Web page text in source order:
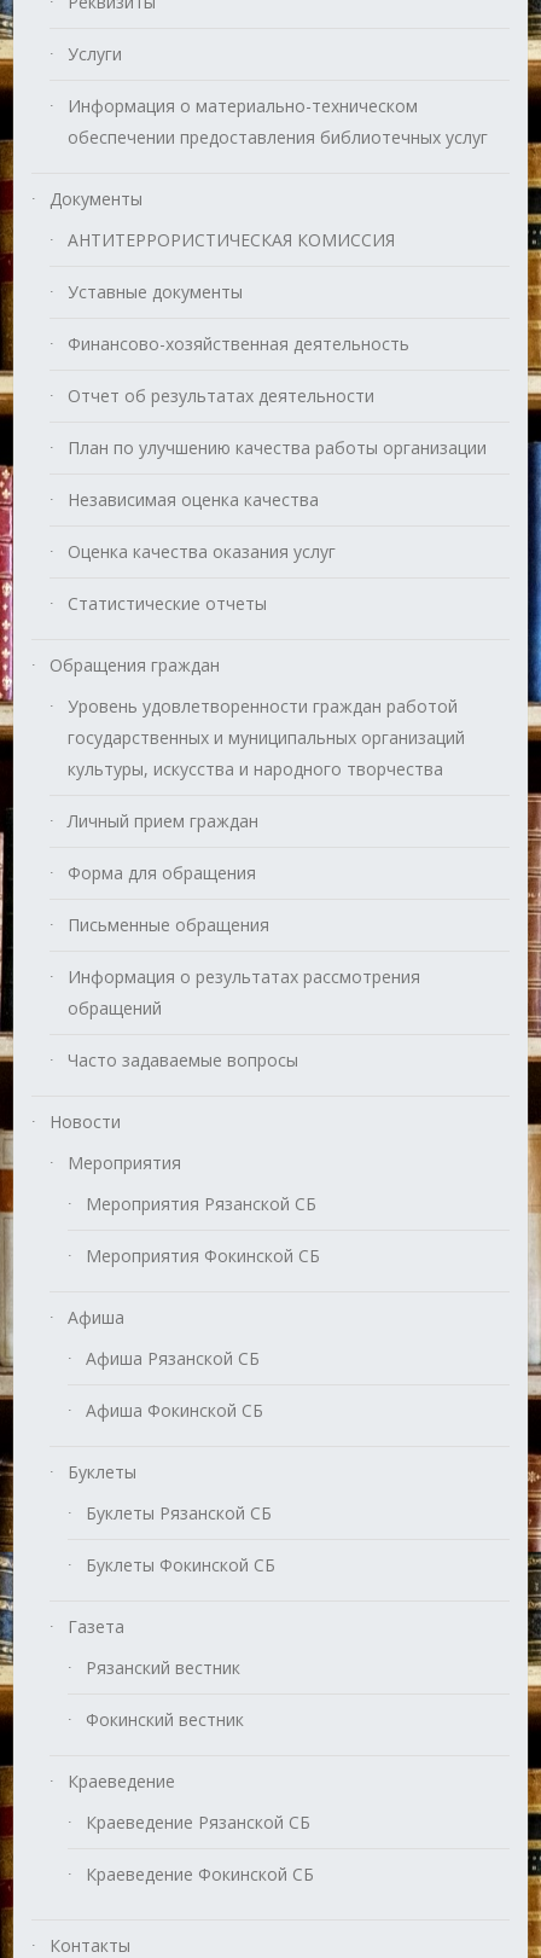
Услуги
Информация о материально-техническом
обеспечении предоставления библиотечных услуг
Документы
АНТИТЕРРОРИСТИЧЕСКАЯ КОМИССИЯ
Уставные документы
Финансово-хозяйственная деятельность
Отчет об результатах деятельности
План по улучшению качества работы организации
Независимая оценка качества
Оценка качества оказания услуг
Статистические отчеты
Обращения граждан
Уровень удовлетворенности граждан работой
государственных и муниципальных организаций
культуры, искусства и народного творчества
Личный прием граждан
Форма для обращения
Письменные обращения
Информация о результатах рассмотрения
обращений
Часто задаваемые вопросы
Новости
Мероприятия
Мероприятия Рязанской СБ
Мероприятия Фокинской СБ
Афиша
Афиша Рязанской СБ
Афиша Фокинской СБ
Буклеты
Буклеты Рязанской СБ
Буклеты Фокинской СБ
Газета
Рязанский вестник
Фокинский вестник
Краеведение
Краеведение Рязанской СБ
Краеведение Фокинской СБ
Контакты